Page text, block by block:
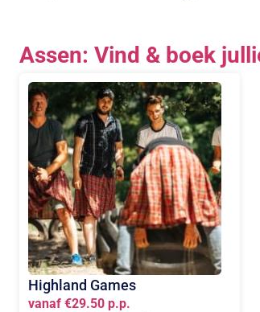
Assen: Vind & boek
Highland Games
vanaf €29.50 p.p.